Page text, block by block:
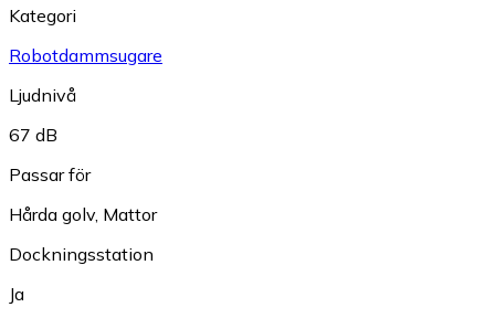
Kategori
Robotdammsugare
Ljudnivå
67 dB
Passar för
Hårda golv, Mattor
Dockningsstation
Ja